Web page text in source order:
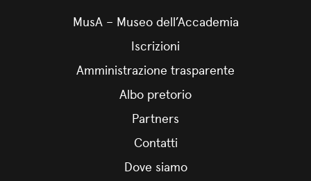
MusA – Museo dell’Accademia
Iscrizioni
Amministrazione trasparente
Albo pretorio
Partners
Contatti
Dove siamo